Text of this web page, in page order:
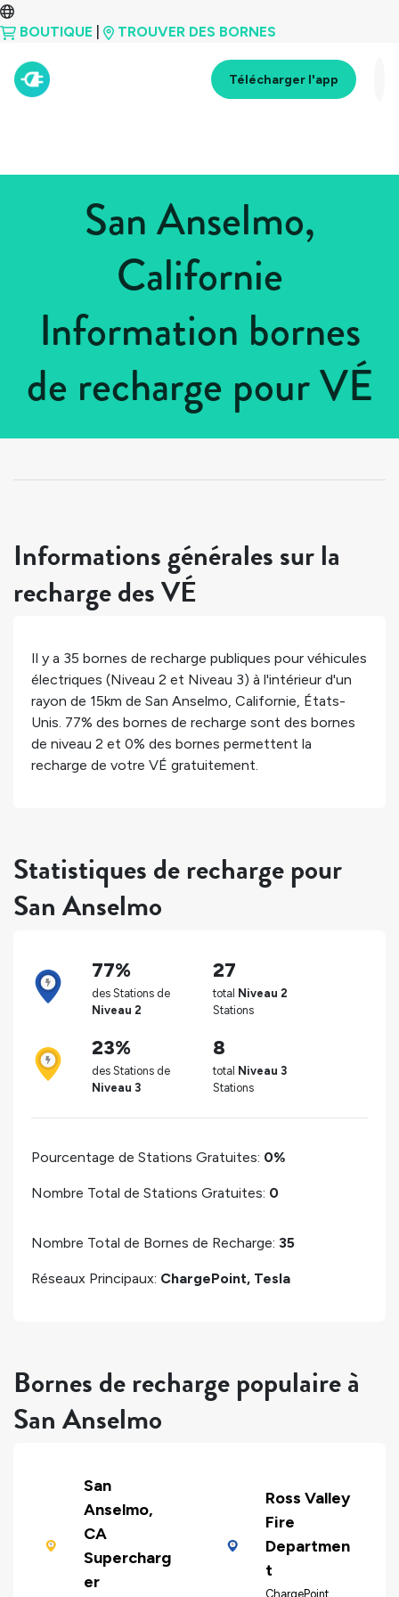
BOUTIQUE TROUVER DES BORNES
Télécharger l'app
San Anselmo,
Californie
Information bornes
de recharge pour VÉ
États-Unis > Californie
Informations générales sur la
recharge des VÉ
Il y a 35 bornes de recharge publiques pour véhicules
électriques (Niveau 2 et Niveau 3) à l'intérieur d'un
rayon de 15km de San Anselmo, Californie, États-
Unis. 77% des bornes de recharge sont des bornes
de niveau 2 et 0% des bornes permettent la
recharge de votre VÉ gratuitement.
Statistiques de recharge pour
San Anselmo
77%
des Stations de
Niveau 2
27
total Niveau 2
Stations
23%
des Stations de
Niveau 3
8
total Niveau 3
Stations
Pourcentage de Stations Gratuites: 0%
Nombre Total de Stations Gratuites: 0
Nombre Total de Bornes de Recharge: 35
Réseaux Principaux: ChargePoint, Tesla
Bornes de recharge populaire à
San Anselmo
San
Anselmo,
CA
Supercharg
er
Ross Valley
Fire
Departmen
t
ChargePoint